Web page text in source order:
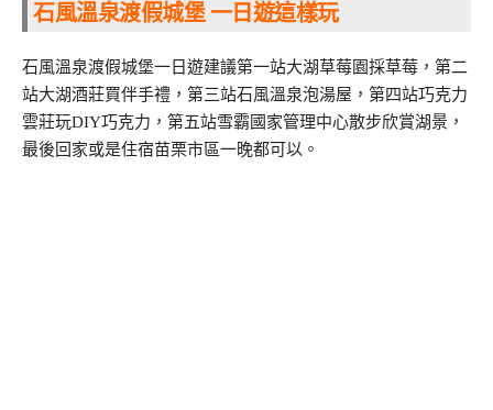
石風溫泉渡假城堡 一日遊這樣玩
石風溫泉渡假城堡一日遊建議第一站大湖草莓園採草莓，第二
站大湖酒莊買伴手禮，第三站石風溫泉泡湯屋，第四站巧克力
雲莊玩DIY巧克力，第五站雪霸國家管理中心散步欣賞湖景，
最後回家或是住宿苗栗市區一晚都可以。